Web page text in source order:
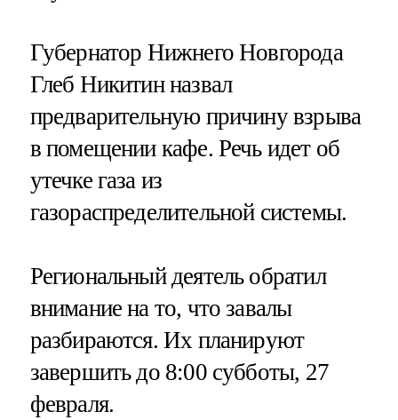
Губернатор Нижнего Новгорода
Глеб Никитин назвал
предварительную причину взрыва
в помещении кафе. Речь идет об
утечке газа из
газораспределительной системы.
Региональный деятель обратил
внимание на то, что завалы
разбираются. Их планируют
завершить до 8:00 субботы, 27
февраля.